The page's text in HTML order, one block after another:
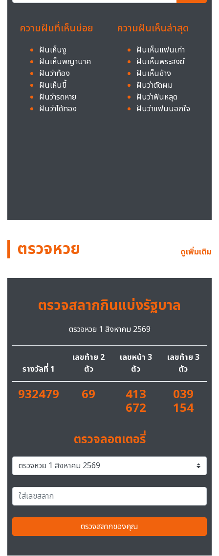
ความฝันที่เห็นบ่อย
ฝันเห็นงู
ฝันเห็นพญานาค
ฝันว่าท้อง
ฝันเห็นขี้
ฝันว่ารถหาย
ฝันว่าได้ทอง
ความฝันเห็นล่าสุด
ฝันเห็นแฟนเก่า
ฝันเห็นพระสงฆ์
ฝันเห็นช้าง
ฝันว่าตัดผม
ฝันว่าฟันหลุด
ฝันว่าแฟนนอกใจ
ตรวจหวย ดูเพิ่มเติม
ตรวจสลากกินแบ่งรัฐบาล
ตรวจหวย 1 สิงหาคม 2569
รางวัลที่ 1
เลขท้าย 2
ตัว
เลขหน้า 3
ตัว
เลขท้าย 3
ตัว
932479 69 413
672
039
154
ตรวจลอตเตอรี่
ตรวจสลากของคุณ